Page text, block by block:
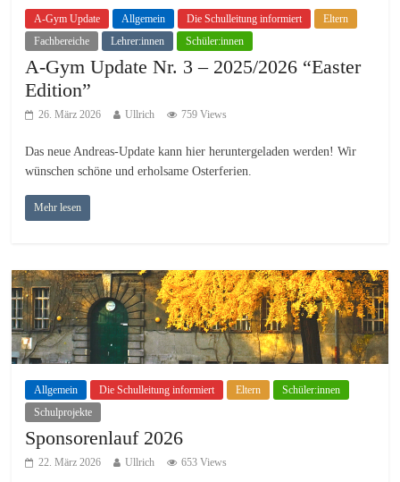
A-Gym Update Allgemein Die Schulleitung informiert
Eltern
Fachbereiche
Lehrer:innen Schüler:innen
A-Gym Update Nr. 3 – 2025/2026 “Easter
Edition”
26. März 2026 Ullrich 759 Views
Das neue Andreas-Update kann hier heruntergeladen werden! Wir
wünschen schöne und erholsame Osterferien.
Mehr lesen
Allgemein Die Schulleitung informiert Eltern
Schüler:innen
Schulprojekte
Sponsorenlauf 2026
22. März 2026 Ullrich 653 Views